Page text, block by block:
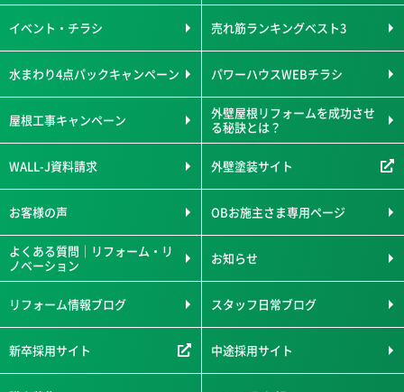
イベント・チラシ 売れ筋ランキングベスト3
水まわり4点パックキャンペーン パワーハウスWEBチラシ
屋根工事キャンペーン
外壁屋根リフォームを成功させ
る秘訣とは？
WALL-J資料請求 外壁塗装サイト
お客様の声 OBお施主さま専用ページ
よくある質問｜リフォーム・リ
ノベーション
お知らせ
リフォーム情報ブログ スタッフ日常ブログ
新卒採用サイト 中途採用サイト